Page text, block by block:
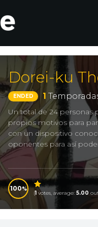
Dorei-ku
ENDED 1
Un total de 24 personas
propios motivos para
con un dispositivo
oponentes para así
Doreiku: Boku to
Me, 奴隷区 The
100
(1 votes, average: 5.00